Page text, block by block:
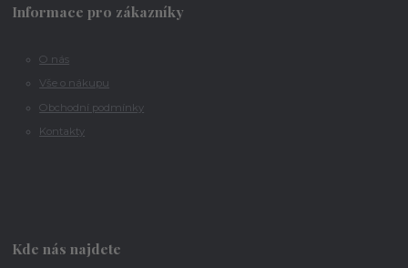
Informace pro zákazníky
O nás
Vše o nákupu
Obchodní podmínky
Kontakty
Kde nás najdete